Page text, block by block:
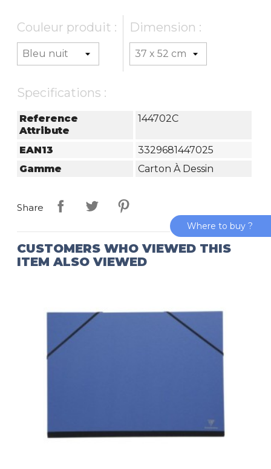
Couleur produit : Dimension :
Specifications :
Reference
Attribute
144702C
EAN13
3329681447025
Gamme
Carton À Dessin
Share
CUSTOMERS WHO VIEWED THIS
ITEM ALSO VIEWED
Where to buy ?